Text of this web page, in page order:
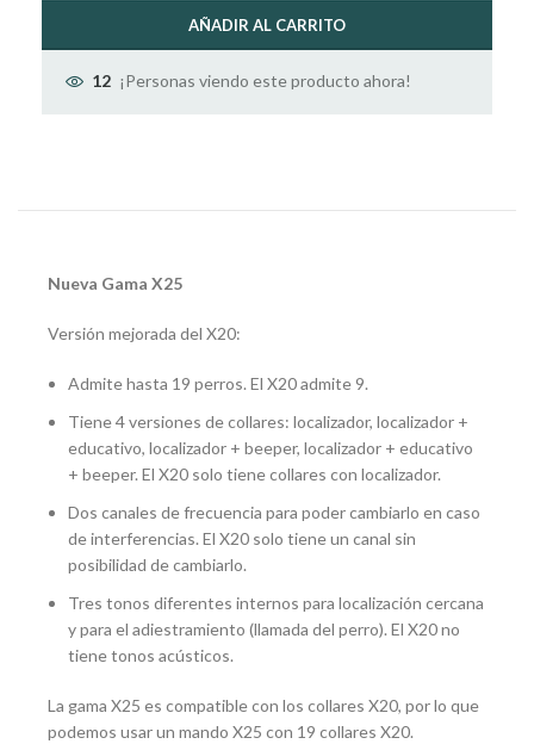
AÑADIR AL CARRITO
12 ¡Personas viendo este producto ahora!
Nueva Gama X25
Versión mejorada del X20:
Admite hasta 19 perros. El X20 admite 9.
Tiene 4 versiones de collares: localizador, localizador +
educativo, localizador + beeper, localizador + educativo
+ beeper. El X20 solo tiene collares con localizador.
Dos canales de frecuencia para poder cambiarlo en caso
de interferencias. El X20 solo tiene un canal sin
posibilidad de cambiarlo.
Tres tonos diferentes internos para localización cercana
y para el adiestramiento (llamada del perro). El X20 no
tiene tonos acústicos.
La gama X25 es compatible con los collares X20, por lo que
podemos usar un mando X25 con 19 collares X20.